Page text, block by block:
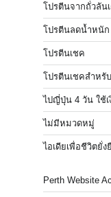
โปรตีนจากถั่วลัน
โปรตีนลดน้ำหนัก
โปรตีนเชค
โปรตีนเชคสำหรั
ไปญี่ปุ่น 4 วัน ใช้เ
ไม่มีหมวดหมู่
ไอเดียเพื่อชีวิตยั่ง
Perth Website